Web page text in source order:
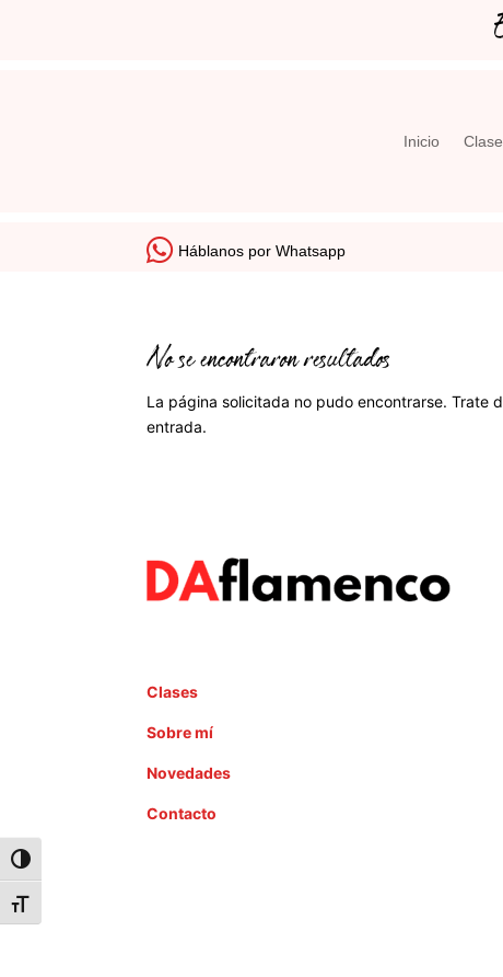
Alternar alto contraste
Alternar tamaño de letra
Inicio
Háblanos por Whatsapp
No se encontraron resultados
La página solicitada no pudo encontrarse. Trate
entrada.
Clases
Sobre mí
Novedades
Contacto